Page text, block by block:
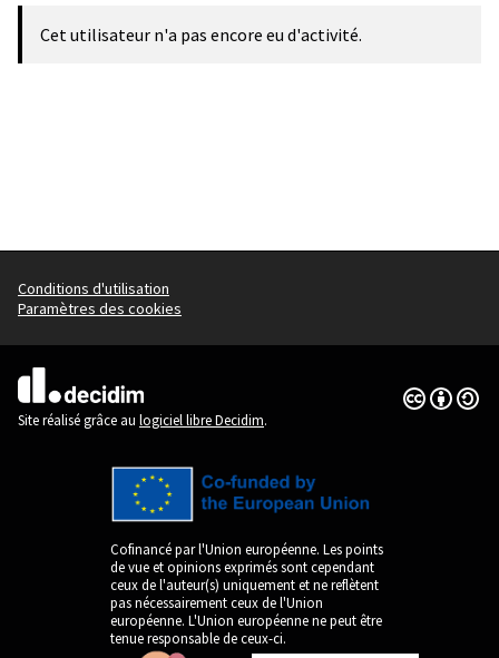
Cet utilisateur n'a pas encore eu d'activité.
Conditions d'utilisation
Paramètres des cookies
(Lien externe)
Site réalisé grâce au logiciel libre Decidim.
Licence
(Lien
Cofinancé par l'Union européenne. Les points
de vue et opinions exprimés sont cependant
ceux de l'auteur(s) uniquement et ne reflètent
pas nécessairement ceux de l'Union
européenne. L'Union européenne ne peut être
tenue responsable de ceux-ci.